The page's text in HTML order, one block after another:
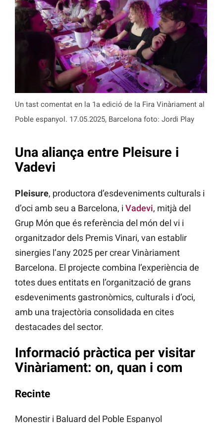
Un tast comentat en la 1a edició de la Fira Vinàriament al
Poble espanyol. 17.05.2025, Barcelona foto: Jordi Play
Una aliança entre Pleisure i
Vadevi
Pleisure, productora d’esdeveniments culturals i
d’oci amb seu a Barcelona, i Vadevi, mitjà del
Grup Món que és referència del món del vi i
organitzador dels Premis Vinari, van establir
sinergies l’any 2025 per crear Vinàriament
Barcelona. El projecte combina l’experiència de
totes dues entitats en l’organització de grans
esdeveniments gastronòmics, culturals i d’oci,
amb una trajectòria consolidada en cites
destacades del sector.
Informació pràctica per visitar
Vinàriament: on, quan i com
Recinte
Monestir i Baluard del Poble Espanyol